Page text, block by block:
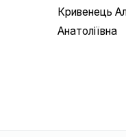
Кривенець
Анатоліївна